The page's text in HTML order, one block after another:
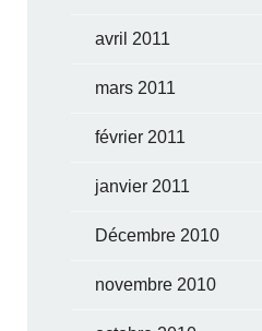
avril 2011
mars 2011
février 2011
janvier 2011
Décembre 2010
novembre 2010